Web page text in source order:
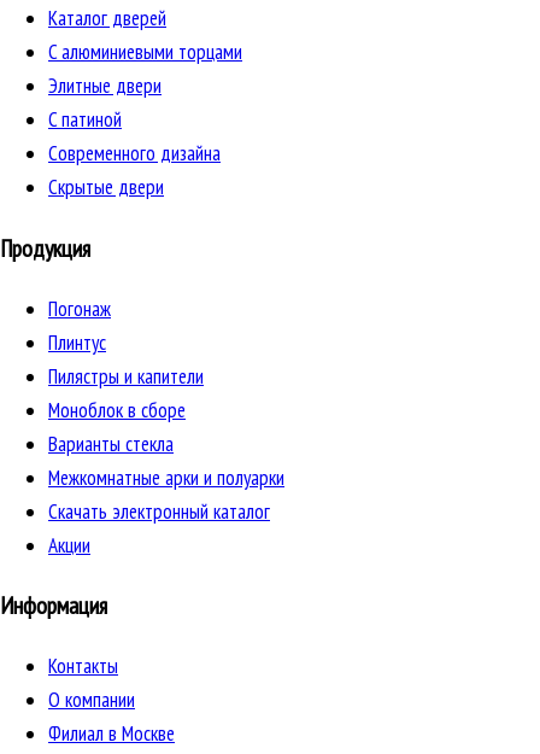
Каталог дверей
C алюминиевыми торцами
Элитные двери
C патиной
Cовременного дизайна
Скрытые двери
Продукция
Погонаж
Плинтус
Пилястры и капители
Моноблок в сборе
Варианты стекла
Межкомнатные арки и полуарки
Скачать электронный каталог
Акции
Информация
Контакты
О компании
Филиал в Москве